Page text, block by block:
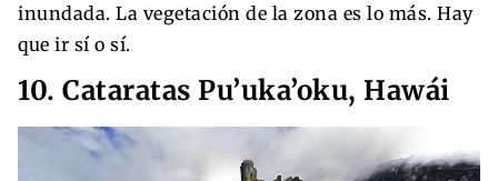
inundada. La vegetación de la zona es lo más. Hay
que ir sí o sí.
10. Cataratas Pu’uka’oku, Hawái